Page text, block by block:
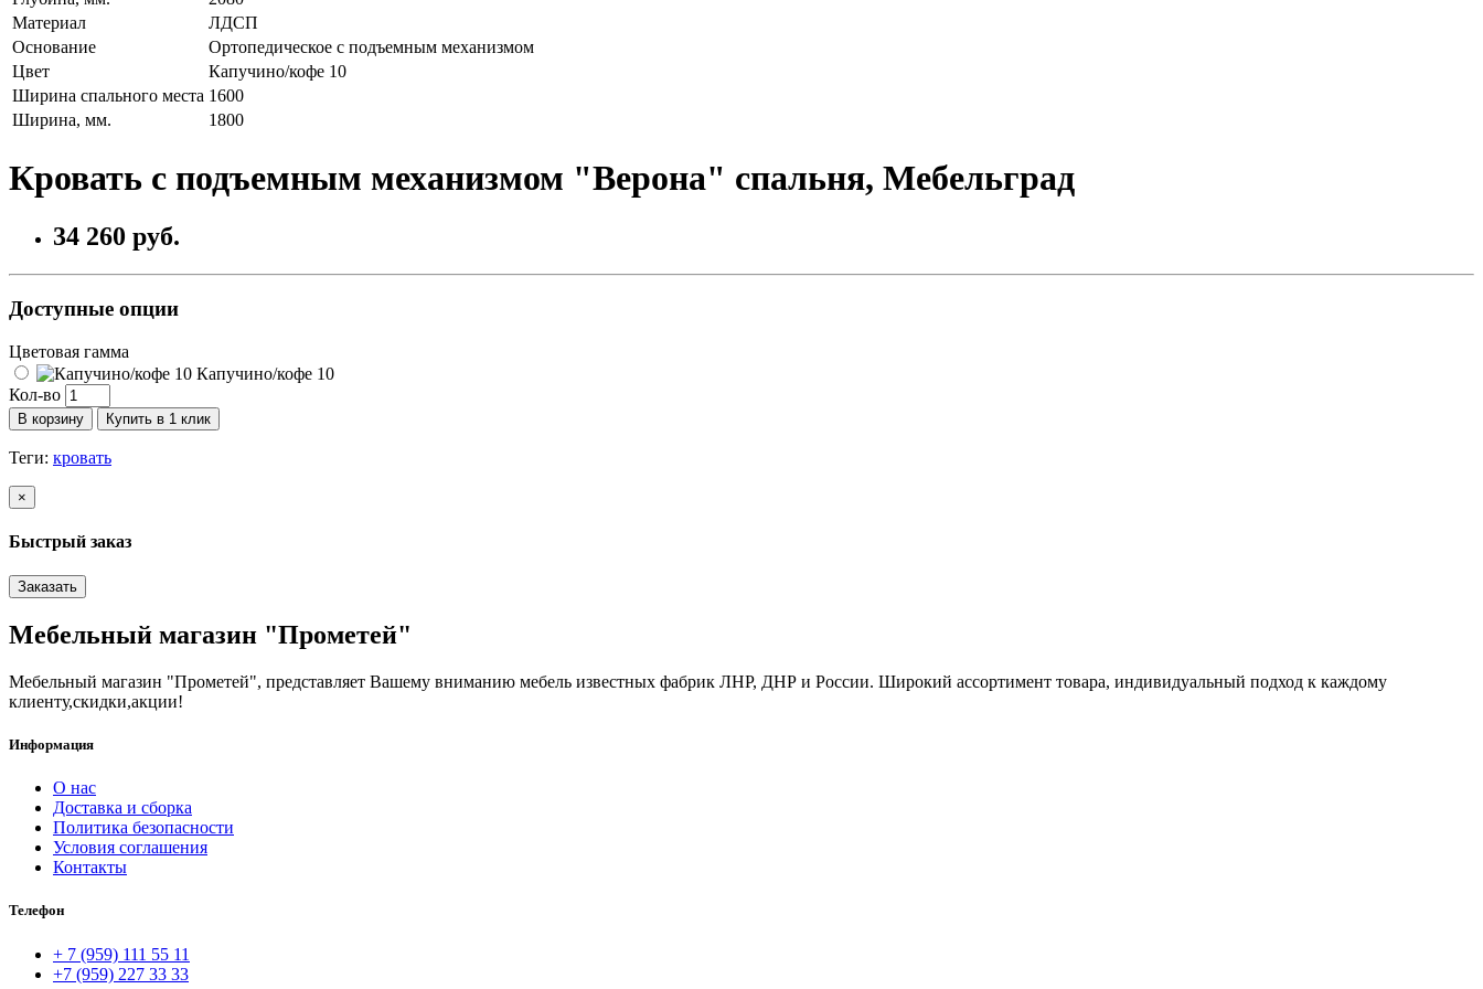
Материал
ЛДСП
Основание
Ортопедическое с подъемным механизмом
Цвет
Капучино/кофе 10
Ширина спального места 1600
Ширина, мм.
1800
Кровать с подъемным механизмом "Верона" спальня, Мебельград
34 260 руб.
Доступные опции
Цветовая гамма
Капучино/кофе 10
Кол-во
В корзину Купить в 1 клик
Теги: кровать
×
Быстрый заказ
Заказать
Мебельный магазин "Прометей"
Мебельный магазин "Прометей", представляет Вашему вниманию мебель известных фабрик ЛНР, ДНР и России. Широкий ассортимент товара, индивидуальный подход к каждому
клиенту,скидки,акции!
Информация
О нас
Доставка и сборка
Политика безопасности
Условия соглашения
Контакты
Телефон
+ 7 (959) 111 55 11
+7 (959) 227 33 33